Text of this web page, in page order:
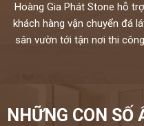
Hoàng Gia Phát Stone hỗ trợ
khách hàng vận chuyển đá
sân vườn tới tận nơi thi công
NHỮNG CON SỐ